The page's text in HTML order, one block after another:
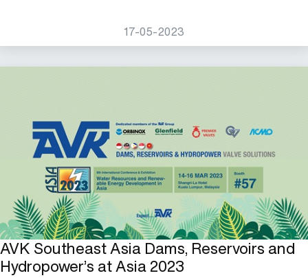
17-05-2023
AVK Southeast Asia Dams, Reservoirs and
Hydropower’s at Asia 2023